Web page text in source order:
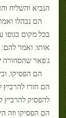
הנביא והשליח
הם נבהלו
בכל מקום
אותו, ואמר
ג'פאר שהסחורה
הם הפסיקו,
הם חזרו
להפסיק להרביץ
הם הפסיקו וזה